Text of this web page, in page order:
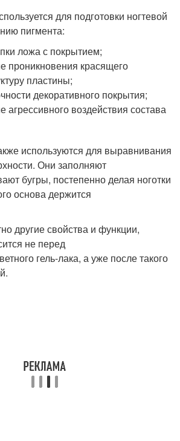
для подготовки ногтевой
пигмента:
ложа с покрытием;
проникновения красящего
пластины;
декоративного покрытия;
воздействия состава
используются для выравнивания
Они заполняют
бугры, постепенно делая ноготки
основа держится
другие свойства и функции,
не перед
гель-лака, а уже после такого